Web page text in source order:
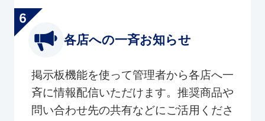
各店への一斉お知らせ
掲示板機能を使って管理者から各店へ一
斉に情報配信いただけます。推奨商品や
問い合わせ先の共有などにご活用くださ